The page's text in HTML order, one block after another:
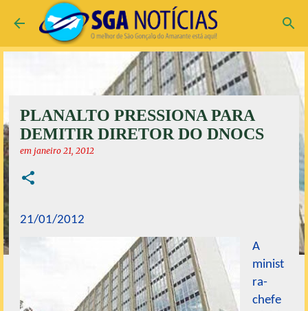
Pular para o conteúdo principal
PLANALTO PRESSIONA PARA
DEMITIR DIRETOR DO DNOCS
em janeiro 21, 2012
21/01/2012
A
minist
ra-
chefe